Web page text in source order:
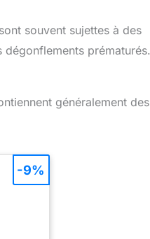
souvent sujettes à des
prématurés.
généralement des
-9%